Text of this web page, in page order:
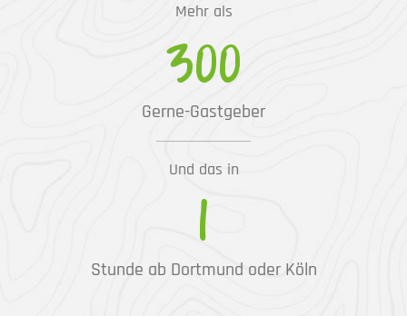
Mehr als
300
Gerne-Gastgeber
Und das in
1
Stunde ab Dortmund oder Köln